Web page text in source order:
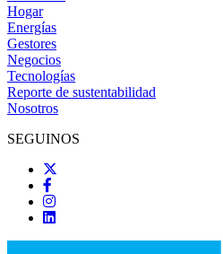
Hogar
Energías
Gestores
Negocios
Tecnologías
Reporte de sustentabilidad
Nosotros
SEGUINOS